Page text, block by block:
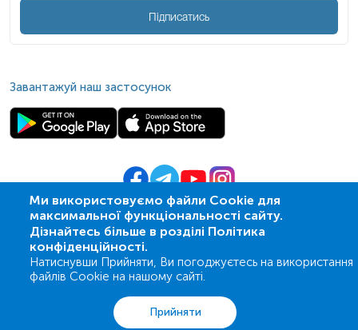
Ми використовуємо файли Cookie для
максимальної функціональності сайту.
Дізнайтесь більше в розділі Політика
конфіденційності.
Натиснувши Прийняти, Ви погоджуєтесь на використання
файлів Cookie на нашому сайті.
Прийняти
Підписатись
Завантажуй наш застосунок
© 2009- 2026 | ПСМЛ «Ескулаб»
Акції Адреси Кошик